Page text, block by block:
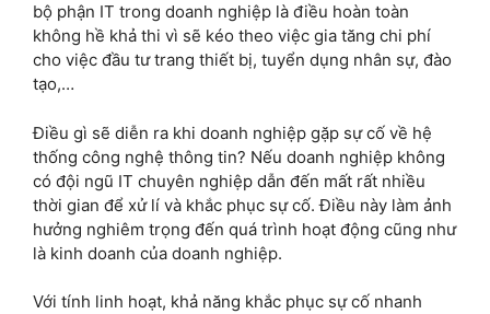
bộ phận IT trong doanh nghiệp là điều hoàn toàn
không hề khả thi vì sẽ kéo theo việc gia tăng chi phí
cho việc đầu tư trang thiết bị, tuyển dụng nhân sự, đào
tạo,…
Điều gì sẽ diễn ra khi doanh nghiệp gặp sự cố về hệ
thống công nghệ thông tin? Nếu doanh nghiệp không
có đội ngũ IT chuyên nghiệp dẫn đến mất rất nhiều
thời gian để xử lí và khắc phục sự cố. Điều này làm ảnh
hưởng nghiêm trọng đến quá trình hoạt động cũng như
là kinh doanh của doanh nghiệp.
Với tính linh hoạt, khả năng khắc phục sự cố nhanh